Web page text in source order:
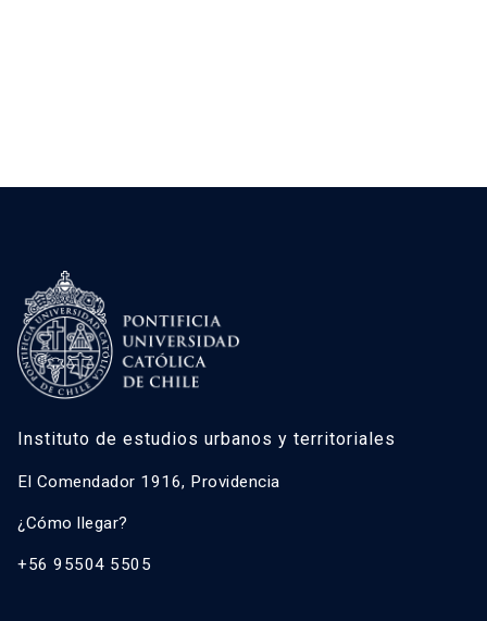
Instituto de estudios urbanos y territoriales
El Comendador 1916, Providencia
¿Cómo llegar?
+56 95504 5505